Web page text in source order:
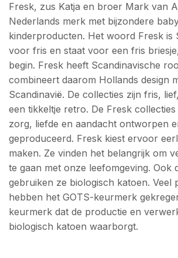
Fresk, zus Katja en broer Mark van
Nederlands merk met bijzondere
kinderproducten. Het woord Fresk is
voor fris en staat voor een fris
begin. Fresk heeft Scandinavische
combineert daarom Hollands design
Scandinavië. De collecties zijn fris,
een tikkeltje retro. De Fresk
zorg, liefde en aandacht ontworpen
geproduceerd. Fresk kiest ervoor
maken. Ze vinden het belangrijk om
te gaan met onze leefomgeving. Ook
gebruiken ze biologisch katoen. Veel
hebben het GOTS-keurmerk
keurmerk dat de productie en
biologisch katoen waarborgt.